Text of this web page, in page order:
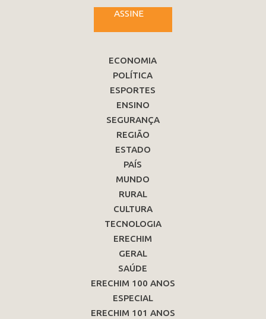
ASSINE
ECONOMIA
POLÍTICA
ESPORTES
ENSINO
SEGURANÇA
REGIÃO
ESTADO
PAÍS
MUNDO
RURAL
CULTURA
TECNOLOGIA
ERECHIM
GERAL
SAÚDE
ERECHIM 100 ANOS
ESPECIAL
ERECHIM 101 ANOS